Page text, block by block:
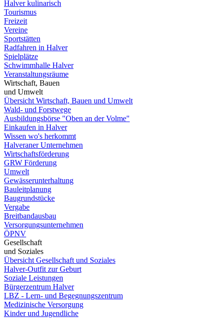
Halver kulinarisch
Tourismus
Freizeit
Vereine
Sportstätten
Radfahren in Halver
Spielplätze
Schwimmhalle Halver
Veranstaltungsräume
Wirtschaft, Bauen
und Umwelt
Übersicht Wirtschaft, Bauen und Umwelt
Wald- und Forstwege
Ausbildungsbörse "Oben an der Volme"
Einkaufen in Halver
Wissen wo's herkommt
Halveraner Unternehmen
Wirtschaftsförderung
GRW Förderung
Umwelt
Gewässerunterhaltung
Bauleitplanung
Baugrundstücke
Vergabe
Breitbandausbau
Versorgungsunternehmen
ÖPNV
Gesellschaft
und Soziales
Übersicht Gesellschaft und Soziales
Halver-Outfit zur Geburt
Soziale Leistungen
Bürgerzentrum Halver
LBZ - Lern- und Begegnungszentrum
Medizinische Versorgung
Kinder und Jugendliche